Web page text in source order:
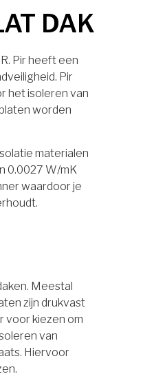
DAK
Pir heeft een
Pir
het isoleren van
worden
materialen
0.0027 W/mK
waardoor je
Meestal
zijn drukvast
voor kiezen om
van
Hiervoor